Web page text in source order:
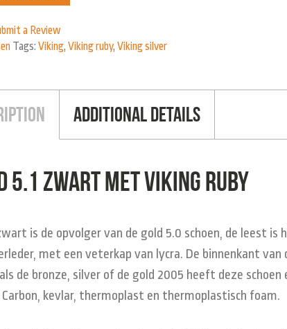
a Review
Tags: Viking, Viking ruby, Viking silver
Additional Details
5.1 zwart met Viking Ruby
is de opvolger van de gold 5.0 schoen, de leest
met een veterkap van lycra. De binnenkant
de bronze, silver of de gold 2005 heeft deze
kevlar, thermoplast en thermoplastisch foam.